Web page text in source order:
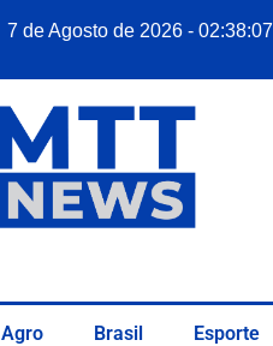
7 de Agosto de 2026 - 02:38:08
Agro Brasil Esporte